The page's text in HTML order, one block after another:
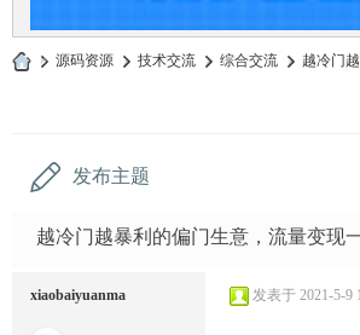
» 源码资源 › 技术交流 › 综合交流 › 越冷门
发布主题
越冷门越暴利的偏门生意，流量变现
xiaobaiyuanma 发表于 2021-5-9